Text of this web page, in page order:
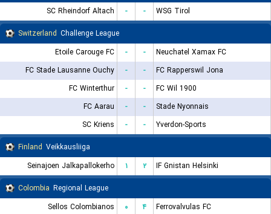
SC Rheindorf Altach
- -
WSG Tirol
Switzerland Challenge League
Etoile Carouge FC
- -
Neuchatel Xamax FC
FC Stade Lausanne Ouchy
- -
FC Rapperswil Jona
FC Winterthur
- -
FC Wil 1900
FC Aarau
- -
Stade Nyonnais
SC Kriens
- -
Yverdon-Sports
Finland Veikkausliiga
Seinajoen Jalkapallokerho
۱ ۲
IF Gnistan Helsinki
Colombia Regional League
Sellos Colombianos
۰ ۴
Ferrovalvulas FC